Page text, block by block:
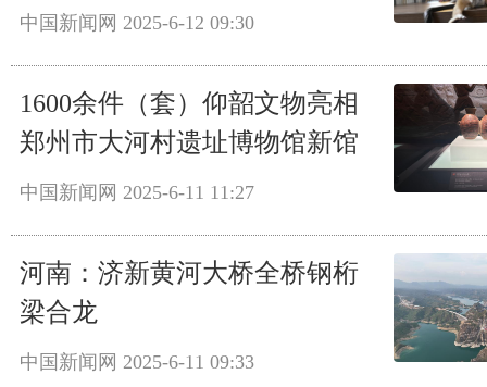
中国新闻网 2025-6-12 09:30
1600余件（套）仰韶文物亮相
郑州市大河村遗址博物馆新馆
中国新闻网 2025-6-11 11:27
河南：济新黄河大桥全桥钢桁
梁合龙
中国新闻网 2025-6-11 09:33